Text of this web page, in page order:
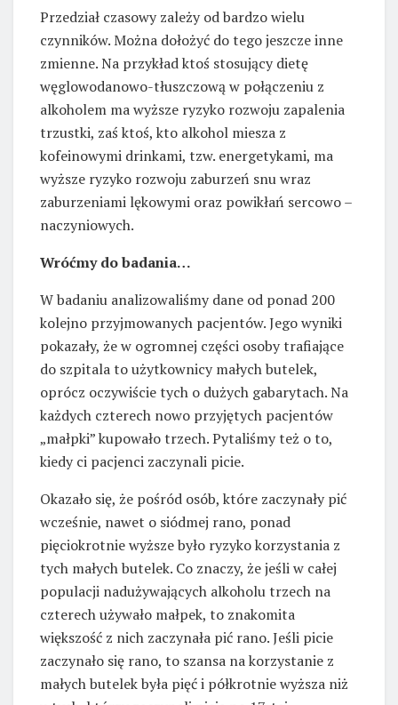
Przedział czasowy zależy od bardzo wielu
czynników. Można dołożyć do tego jeszcze inne
zmienne. Na przykład ktoś stosujący dietę
węglowodanowo-tłuszczową w połączeniu z
alkoholem ma wyższe ryzyko rozwoju zapalenia
trzustki, zaś ktoś, kto alkohol miesza z
kofeinowymi drinkami, tzw. energetykami, ma
wyższe ryzyko rozwoju zaburzeń snu wraz
zaburzeniami lękowymi oraz powikłań sercowo –
naczyniowych.
Wróćmy do badania…
W badaniu analizowaliśmy dane od ponad 200
kolejno przyjmowanych pacjentów. Jego wyniki
pokazały, że w ogromnej części osoby trafiające
do szpitala to użytkownicy małych butelek,
oprócz oczywiście tych o dużych gabarytach. Na
każdych czterech nowo przyjętych pacjentów
„małpki” kupowało trzech. Pytaliśmy też o to,
kiedy ci pacjenci zaczynali picie.
Okazało się, że pośród osób, które zaczynały pić
wcześnie, nawet o siódmej rano, ponad
pięciokrotnie wyższe było ryzyko korzystania z
tych małych butelek. Co znaczy, że jeśli w całej
populacji nadużywających alkoholu trzech na
czterech używało małpek, to znakomita
większość z nich zaczynała pić rano. Jeśli picie
zaczynało się rano, to szansa na korzystanie z
małych butelek była pięć i półkrotnie wyższa niż